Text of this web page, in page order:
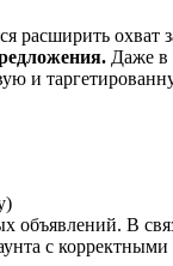
расширить охват
Даже в
и
объявлений. В
с